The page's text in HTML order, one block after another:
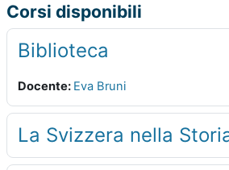
Corsi disponibili
Biblioteca
Docente: Eva Bruni
La Svizzera nella